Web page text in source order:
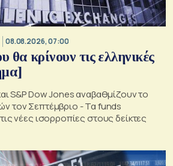
08.08.2026, 07:00
θα κρίνουν τις ελληνικές
S&P Dow Jones αναβαθμίζουν το
τον Σεπτέμβριο - Τα funds
νέες ισορροπίες στους δείκτες